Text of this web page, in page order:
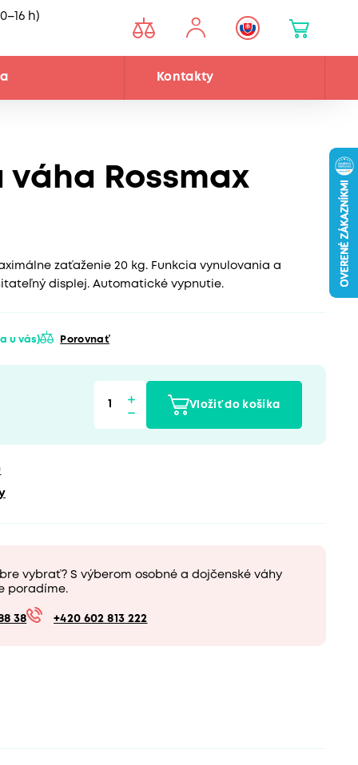
h)
Kontakty
váha Rossmax
zaťaženie 20 kg. Funkcia vynulovania a
displej. Automatické vypnutie.
u vás) Porovnať
Vložiť do košíka
vybrať? S výberom osobné a dojčenské váhy
poradíme.
38 +420 602 813 222